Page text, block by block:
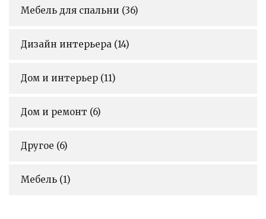
Мебель для спальни (36)
Дизайн интерьера (14)
Дом и интерьер (11)
Дом и ремонт (6)
Другое (6)
Мебель (1)